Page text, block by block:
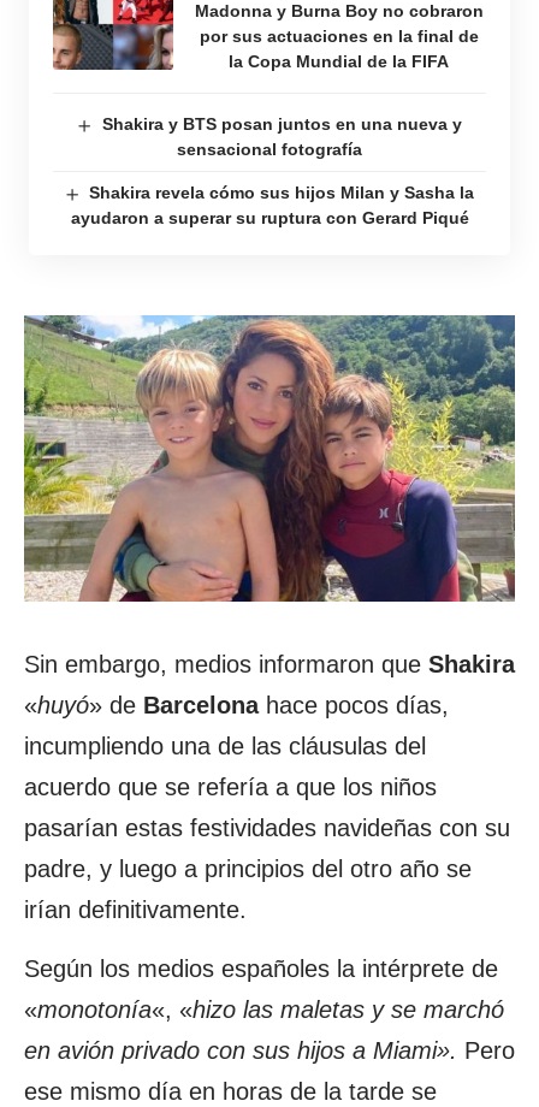
Madonna y Burna Boy no cobraron
por sus actuaciones en la final de
la Copa Mundial de la FIFA
Shakira y BTS posan juntos en una nueva y
sensacional fotografía
Shakira revela cómo sus hijos Milan y Sasha la
ayudaron a superar su ruptura con Gerard Piqué
Sin embargo, medios informaron que Shakira
«huyó» de Barcelonahace pocos días,
incumpliendo una de las cláusulas del
acuerdo que se refería a que los niños
pasarían estas festividades navideñas con su
padre, y luego a principios del otro año se
irían definitivamente.
Según los medios españoles la intérprete de
«monotonía«, «hizo las maletas y se marchó
en avión privado con sus hijos a Miami». Pero
ese mismo día en horas de la tarde se